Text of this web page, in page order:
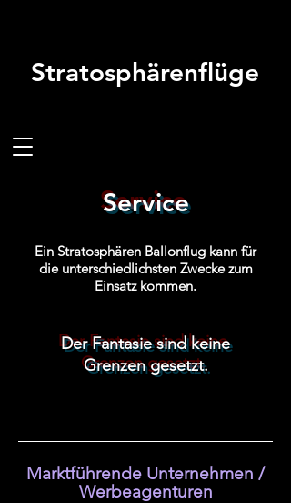
Stratosphärenflüge
Service
Ein Stratosphären Ballonflug kann für
die unterschiedlichsten Zwecke zum
Einsatz kommen.
Der Fantasie sind keine
Grenzen gesetzt.
Marktführende Unternehmen /
Werbeagenturen